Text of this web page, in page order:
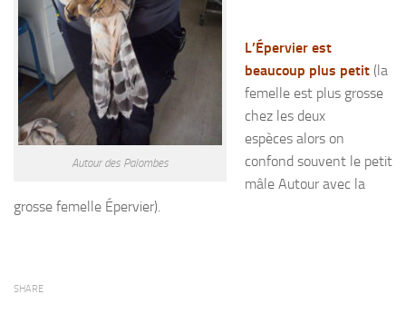
Autour des Palombes
L’Épervier est
beaucoup plus petit (la
femelle est plus grosse
chez les deux
espèces alors on
confond souvent le petit
mâle Autour avec la
grosse femelle Épervier).
SHARE